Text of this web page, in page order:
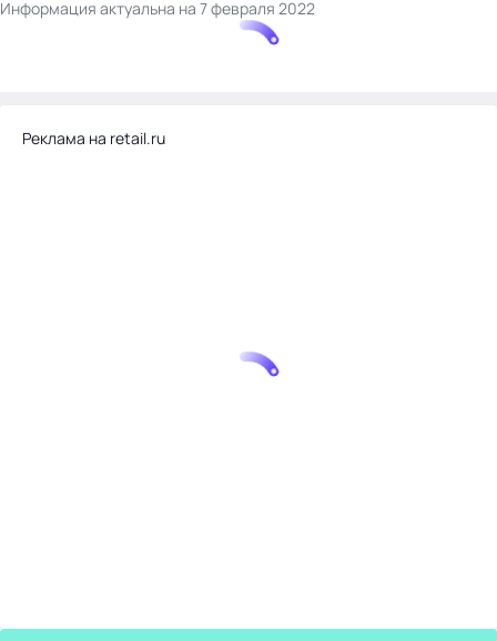
Информация актуальна на 7 февраля 2022
Реклама на retail.ru